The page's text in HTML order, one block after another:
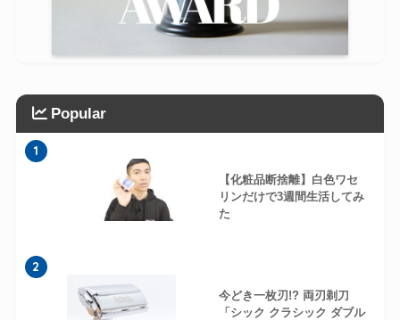
Popular
1
【化粧品断捨離】白色ワセ
リンだけで3週間生活してみ
た
2
今どき一枚刃!? 両刃剃刀
「シック クラシック ダブル